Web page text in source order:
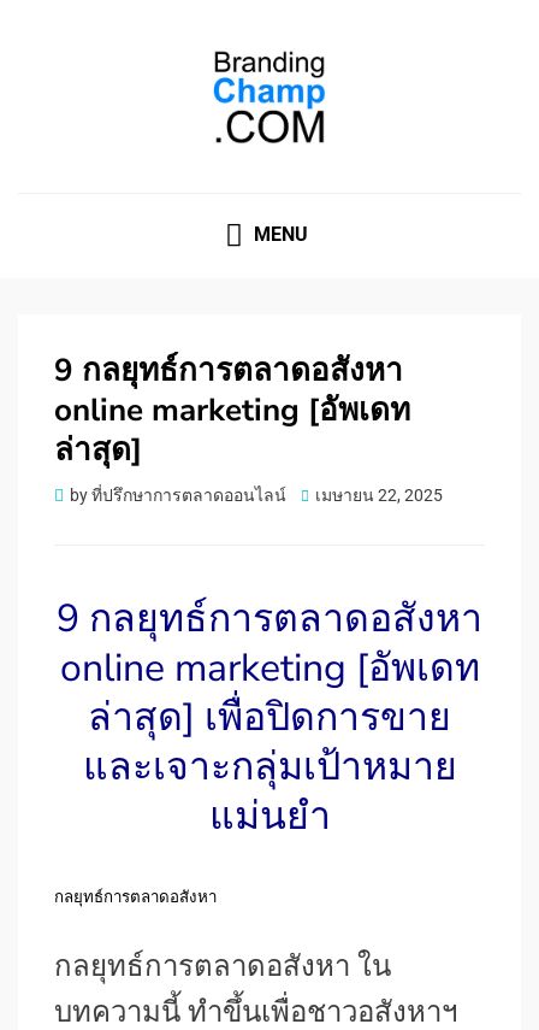
MENU
9 กลยุทธ์การตลาดอสังหา
online marketing [อัพเดท
ล่าสุด]
byที่ปรึกษาการตลาดออนไลน์
Posted
เมษายน 22, 2025
9 กลยุทธ์การตลาดอสังหา
online marketing [อัพเดท
ล่าสุด] เพื่อปิดการขาย
และเจาะกลุ่มเป้าหมาย
แม่นยำ
กลยุทธ์การตลาดอสังหา
กลยุทธ์การตลาดอสังหา ใน
บทความนี้ ทำขึ้นเพื่อชาวอสังหาฯ